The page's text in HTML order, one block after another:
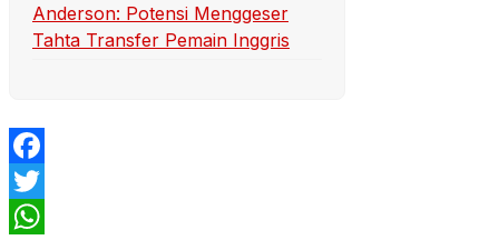
Anderson: Potensi Menggeser
Tahta Transfer Pemain Inggris
Facebook
Twitter